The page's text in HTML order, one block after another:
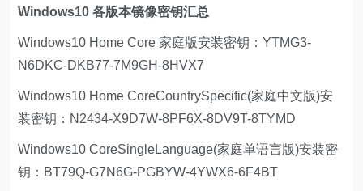
Windows10 各版本镜像密钥汇总
Windows10 Home Core 家庭版安装密钥：YTMG3-
N6DKC-DKB77-7M9GH-8HVX7
Windows10 Home CoreCountrySpecific(家庭中文版)安
装密钥：N2434-X9D7W-8PF6X-8DV9T-8TYMD
Windows10 CoreSingleLanguage(家庭单语言版)安装密
钥：BT79Q-G7N6G-PGBYW-4YWX6-6F4BT